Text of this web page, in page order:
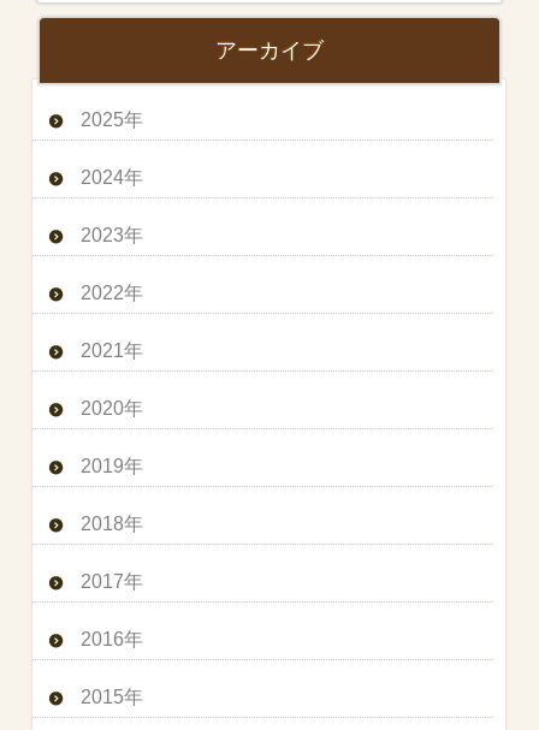
アーカイブ
2025年
2024年
2023年
2022年
2021年
2020年
2019年
2018年
2017年
2016年
2015年